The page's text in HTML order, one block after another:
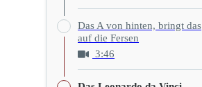
Das A von hinten, bringt das
auf die Fersen
3:46